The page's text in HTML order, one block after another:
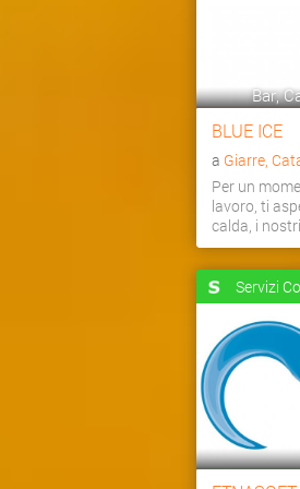
Bar,
BLUE ICE
a Giarre,
Per un
lavoro, ti
calda, i
Servizi